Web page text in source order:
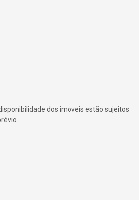
dos imóveis estão sujeitos